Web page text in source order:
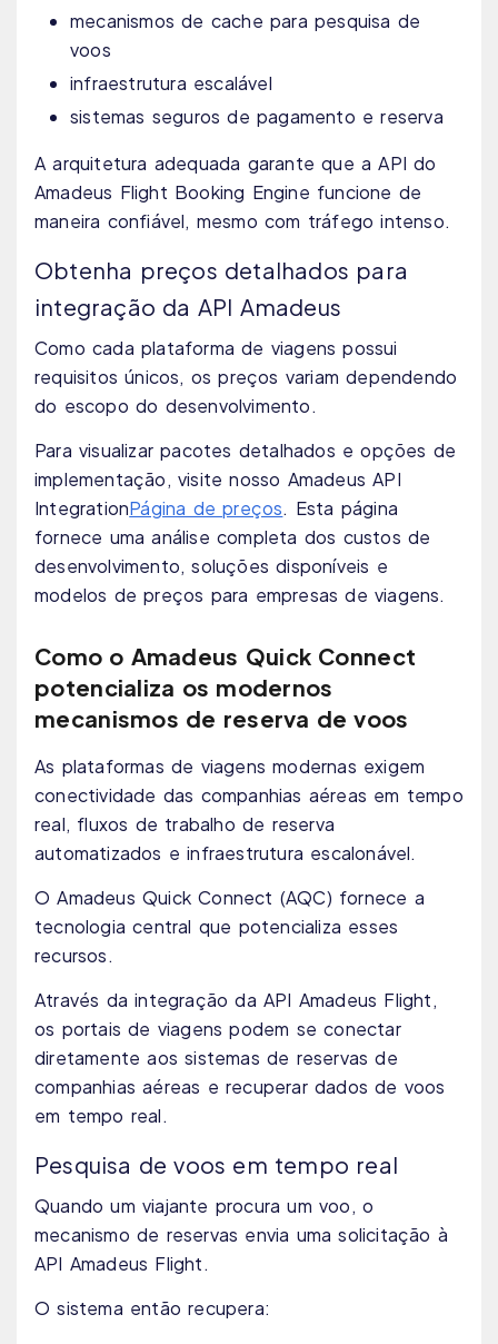
mecanismos de cache para pesquisa de
voos
infraestrutura escalável
sistemas seguros de pagamento e reserva
A arquitetura adequada garante que a API do
Amadeus Flight Booking Engine funcione de
maneira confiável, mesmo com tráfego intenso.
Obtenha preços detalhados para
integração da API Amadeus
Como cada plataforma de viagens possui
requisitos únicos, os preços variam dependendo
do escopo do desenvolvimento.
Para visualizar pacotes detalhados e opções de
implementação, visite nosso Amadeus API
IntegrationPágina de preços. Esta página
fornece uma análise completa dos custos de
desenvolvimento, soluções disponíveis e
modelos de preços para empresas de viagens.
Como o Amadeus Quick Connect
potencializa os modernos
mecanismos de reserva de voos
As plataformas de viagens modernas exigem
conectividade das companhias aéreas em tempo
real, fluxos de trabalho de reserva
automatizados e infraestrutura escalonável.
O Amadeus Quick Connect (AQC) fornece a
tecnologia central que potencializa esses
recursos.
Através da integração da API Amadeus Flight,
os portais de viagens podem se conectar
diretamente aos sistemas de reservas de
companhias aéreas e recuperar dados de voos
em tempo real.
Pesquisa de voos em tempo real
Quando um viajante procura um voo, o
mecanismo de reservas envia uma solicitação à
API Amadeus Flight.
O sistema então recupera: